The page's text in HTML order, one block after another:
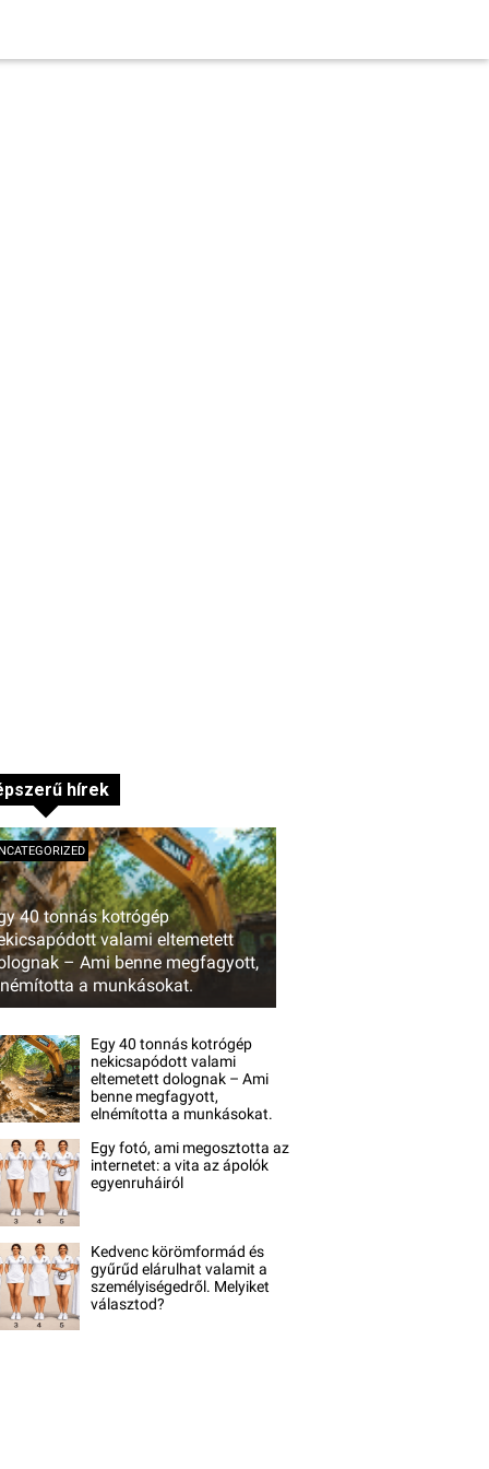
hírek
40 tonnás kotrógép
valami eltemetett
– Ami benne megfagyott,
a munkásokat.
Egy 40 tonnás kotrógép
nekicsapódott valami
eltemetett dolognak – Ami
benne megfagyott,
elnémította a munkásokat.
Egy fotó, ami megosztotta az
internetet: a vita az ápolók
egyenruháiról
Kedvenc körömformád és
gyűrűd elárulhat valamit a
személyiségedről. Melyiket
választod?